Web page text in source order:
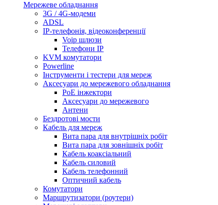
Мережеве обладнання
3G / 4G-модеми
ADSL
IP-телефонія, відеоконференції
Voip шлюзи
Телефони IP
KVM комутатори
Powerline
Інструменти і тестери для мереж
Аксесуари до мережевого обладнання
PoE інжектори
Аксесуари до мережевого
Антени
Бездротові мости
Кабель для мереж
Вита пара для внутрішніх робіт
Вита пара для зовнішніх робіт
Кабель коаксіальний
Кабель силовий
Кабель телефонний
Оптичний кабель
Комутатори
Маршрутизатори (роутери)